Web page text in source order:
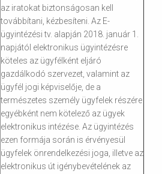
az iratokat biztonságosan kell
továbbítani, kézbesíteni. Az E-
ügyintézési tv. alapján 2018. január 1.
napjától elektronikus ügyintézésre
köteles az ügyfélként eljáró
gazdálkodó szervezet, valamint az
ügyfél jogi képviselője, de a
természetes személy ügyfelek részére
egyébként nem kötelező az ügyek
elektronikus intézése. Az ügyintézés
ezen formája során is érvényesül
ügyfelek önrendelkezési joga, illetve az
elektronikus út igénybevételének az